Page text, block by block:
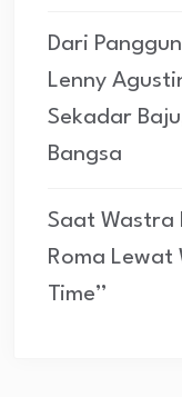
Dari
Lenny
Sekadar
Bangsa
Saat Wastra
Roma Lewat
Time”